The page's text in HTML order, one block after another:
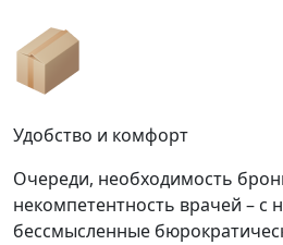
Удобство и комфорт
Очереди, необходимость
некомпетентность врачей – с
бессмысленные